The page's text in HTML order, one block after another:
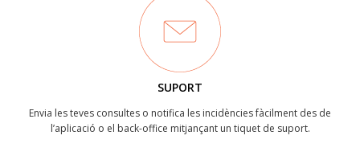
SUPORT
Envia les teves consultes o notifica les incidències fàcilment des de
l’aplicació o el back-office mitjançant un tiquet de suport.